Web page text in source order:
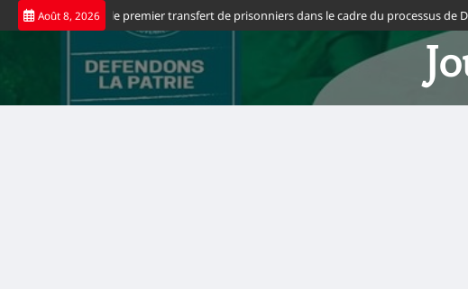
Skip
to
Août 8, 2026
Unis saluent le premier transfert de prisonniers dans le cadre du processus de Doha